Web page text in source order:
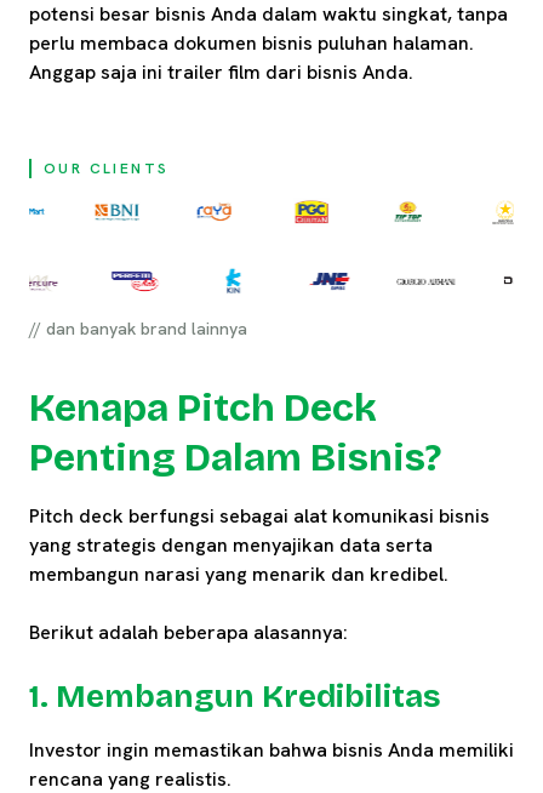
potensi besar bisnis Anda dalam waktu singkat, tanpa
perlu membaca dokumen bisnis puluhan halaman.
Anggap saja ini trailer film dari bisnis Anda.
OUR CLIENTS
// dan banyak brand lainnya
Kenapa Pitch Deck
Penting Dalam Bisnis?
Pitch deck berfungsi sebagai alat komunikasi bisnis
yang strategis dengan menyajikan data serta
membangun narasi yang menarik dan kredibel.
Berikut adalah beberapa alasannya:
1. Membangun Kredibilitas
Investor ingin memastikan bahwa bisnis Anda memiliki
rencana yang realistis.